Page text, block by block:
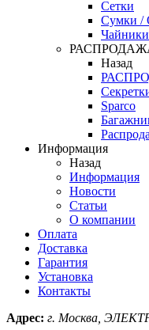
Сетки
Сумки /
Чайники
Назад
Sparco
Информация
Назад
Информация
Новости
Статьи
О компании
Оплата
Доставка
Гарантия
Установка
Контакты
Адрес: г. Москва,